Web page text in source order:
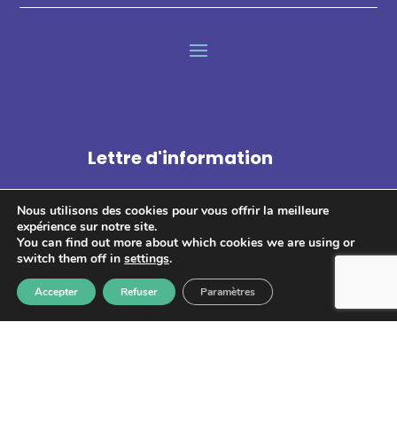
Lettre d'information
enregistrées et transmises à GPS pour le traitement de votre
Nous utilisons des cookies pour vous offrir la meilleure
expérience sur notre site.
You can find out more about which cookies we are using or
switch them off in settings.
Accepter Refuser Paramètres